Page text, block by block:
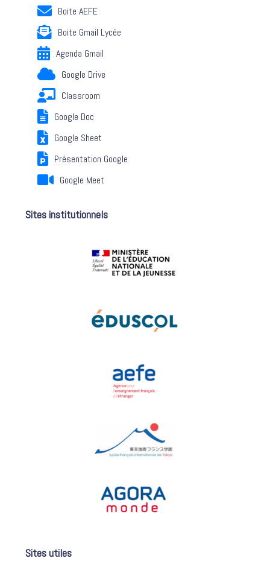
Boite AEFE
Boite Gmail Lycée
Agenda Gmail
Google Drive
Classroom
Google Doc
Google Sheet
Présentation Google
Google Meet
Sites institutionnels
Sites utiles